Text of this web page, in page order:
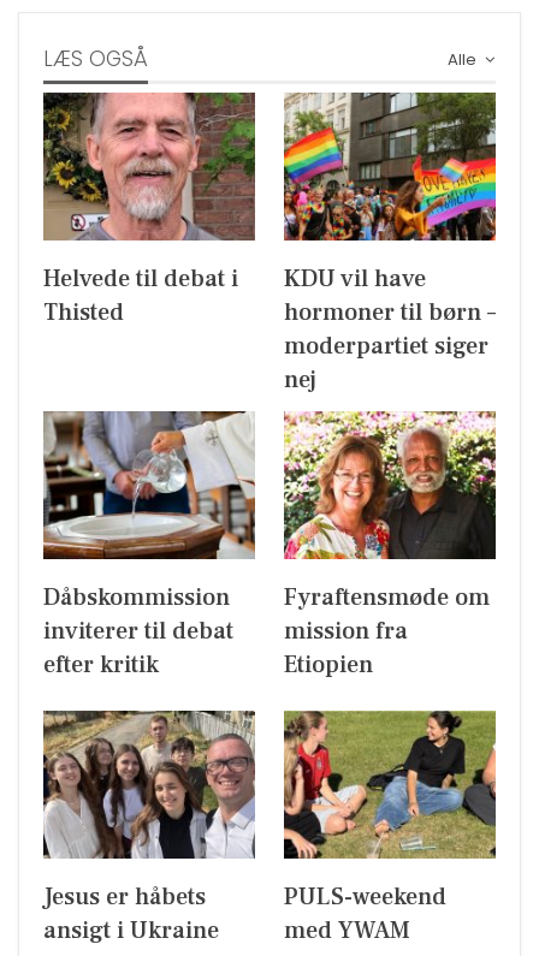
Alle
LÆS OGSÅ
Helvede til debat i
Thisted
KDU vil have
hormoner til børn –
moderpartiet siger
nej
Dåbskommission
inviterer til debat
efter kritik
Fyraftensmøde om
mission fra
Etiopien
Jesus er håbets
ansigt i Ukraine
PULS-weekend
med YWAM